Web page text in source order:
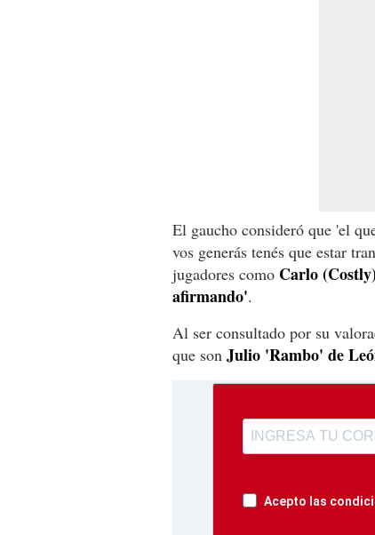
El gaucho consideró que 'el
vos generás tenés que estar
jugadores como Carlo
afirmando'.
Al ser consultado por su
que son Julio 'Rambo' de
Acepto las